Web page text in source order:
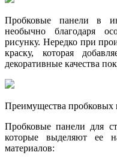
Пробковые панели в
необычно благодаря
рисунку. Нередко при
краску, которая
декоративные качества
Преимущества пробковых
Пробковые панели для
которые выделяют ее
материалов: